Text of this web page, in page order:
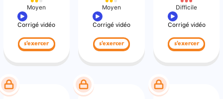
Moyen
Corrigé vidéo
s'exercer
Moyen
Corrigé vidéo
s'exercer
Difficile
Corrigé vidéo
s'exercer